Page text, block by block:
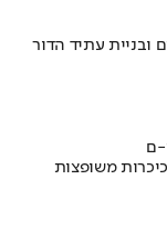
ובניית עתיד הדור
ם
משופצות